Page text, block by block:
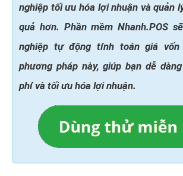
nghiệp tối ưu hóa lợi nhuận và quản
quả hơn. Phần mềm Nhanh.POS
nghiệp tự động tính toán giá
phương pháp này, giúp bạn dễ
phí và tối ưu hóa lợi nhuận.